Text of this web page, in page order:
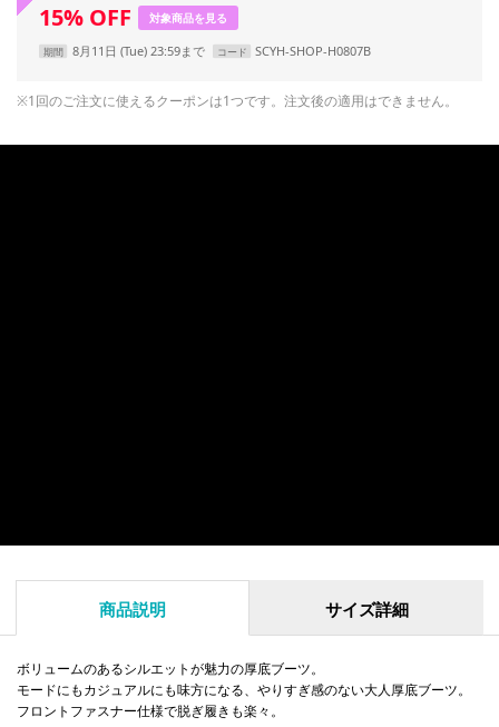
15% OFF 対象商品を見る
期間 8月11日 (Tue) 23:59まで コード SCYH-SHOP-H0807B
※1回のご注文に使えるクーポンは1つです。注文後の適用はできません。
商品説明 サイズ詳細
ボリュームのあるシルエットが魅力の厚底ブーツ。
モードにもカジュアルにも味方になる、やりすぎ感のない大人厚底ブーツ。
フロントファスナー仕様で脱ぎ履きも楽々。